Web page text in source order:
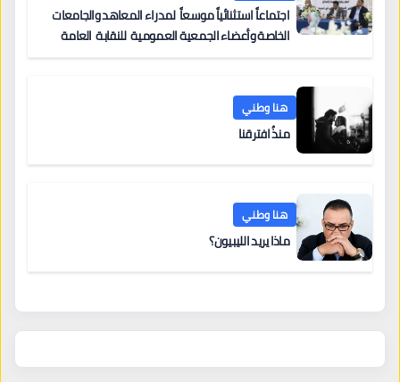
اجتماعاً استثنائياً موسعاً لمدراء المعاهد والجامعات
الخاصة وأعضاء الجمعية العمومية للنقابة العامة
هنا وطني
منذُ افترقنا
هنا وطني
ماذا يريد الليبيون؟